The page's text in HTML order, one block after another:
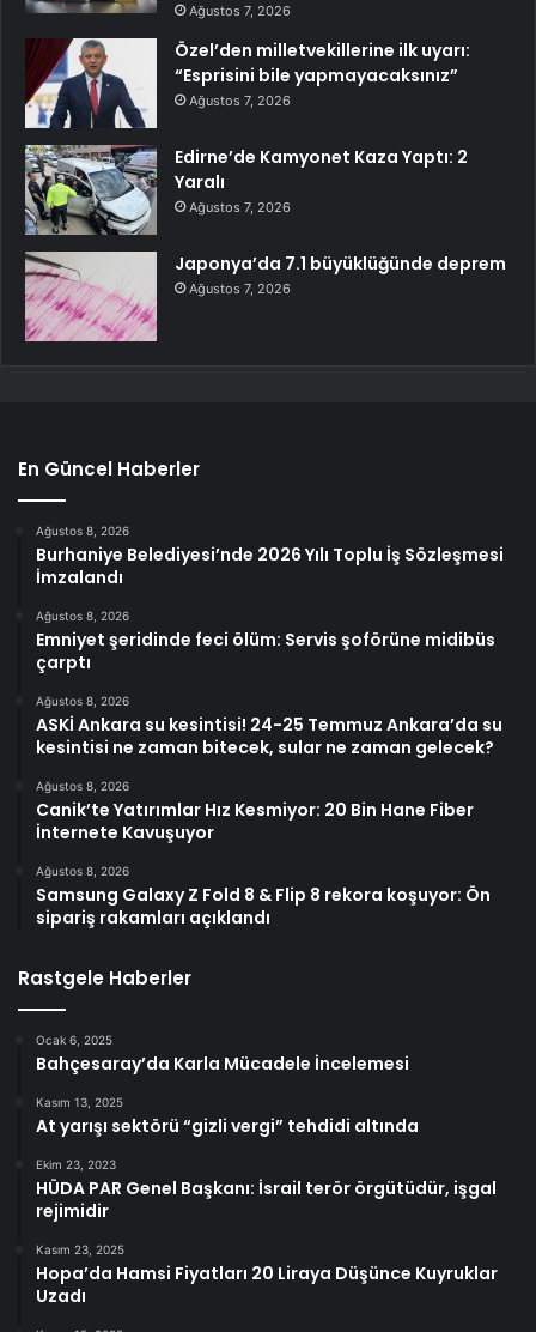
Ağustos 7, 2026
Özel’den milletvekillerine ilk uyarı:
“Esprisini bile yapmayacaksınız”
Ağustos 7, 2026
Edirne’de Kamyonet Kaza Yaptı: 2
Yaralı
Ağustos 7, 2026
Japonya’da 7.1 büyüklüğünde deprem
Ağustos 7, 2026
En Güncel Haberler
Ağustos 8, 2026
Burhaniye Belediyesi’nde 2026 Yılı Toplu İş Sözleşmesi
İmzalandı
Ağustos 8, 2026
Emniyet şeridinde feci ölüm: Servis şoförüne midibüs
çarptı
Ağustos 8, 2026
ASKİ Ankara su kesintisi! 24-25 Temmuz Ankara’da su
kesintisi ne zaman bitecek, sular ne zaman gelecek?
Ağustos 8, 2026
Canik’te Yatırımlar Hız Kesmiyor: 20 Bin Hane Fiber
İnternete Kavuşuyor
Ağustos 8, 2026
Samsung Galaxy Z Fold 8 & Flip 8 rekora koşuyor: Ön
sipariş rakamları açıklandı
Rastgele Haberler
Ocak 6, 2025
Bahçesaray’da Karla Mücadele İncelemesi
Kasım 13, 2025
At yarışı sektörü “gizli vergi” tehdidi altında
Ekim 23, 2023
HÜDA PAR Genel Başkanı: İsrail terör örgütüdür, işgal
rejimidir
Kasım 23, 2025
Hopa’da Hamsi Fiyatları 20 Liraya Düşünce Kuyruklar
Uzadı